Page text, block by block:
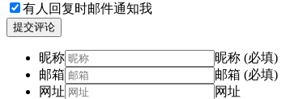
有人回复时邮件通知我
提交评论
昵称
昵称 (必填)
邮箱
邮箱 (必填)
网址
网址